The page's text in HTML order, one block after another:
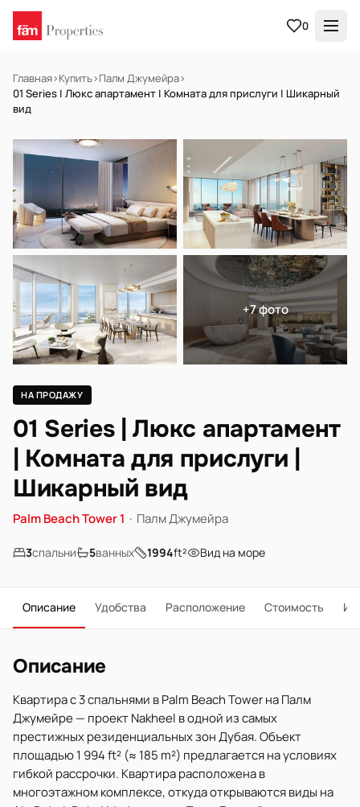
0
Главная›Купить›Палм Джумейра›
01 Series | Люкс апартамент | Комната для прислуги | Шикарный
вид
НА ПРОДАЖУ Off-plan
+7 фото
НА ПРОДАЖУ
01 Series | Люкс апартамент
| Комната для прислуги |
Шикарный вид
Palm Beach Tower 1 · Палм Джумейра
3спальни 5ванных 1994ft² Вид на море
Описание Удобства Расположение Стоимость
Описание
Квартира с 3 спальнями в Palm Beach Tower на Палм
Джумейре — проект Nakheel в одной из самых
престижных резиденциальных зон Дубая. Объект
площадью 1 994 ft² (≈ 185 m²) предлагается на условиях
гибкой рассрочки. Квартира расположена в
многоэтажном комплексе, откуда открываются виды на